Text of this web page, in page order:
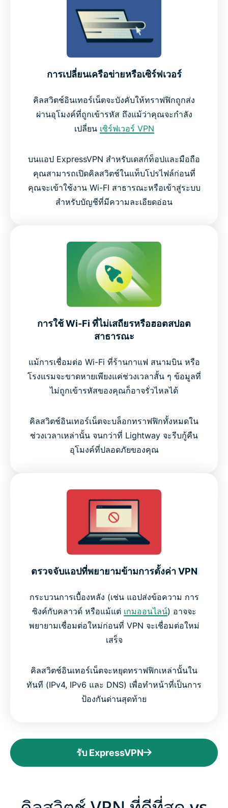
การเปลี่ยนเครือข่ายหรือเซิร์ฟเวอร์
คิลสวิตช์อินเทอร์เน็ตจะบังคับให้ทราฟฟิกถูกส่ง
ผ่านอุโมงค์ที่ถูกเข้ารหัส ถึงแม้ว่าคุณจะกำลัง
เปลี่ยน เซิร์ฟเวอร์ VPN
บนแอป ExpressVPN สำหรับเดสก์ท็อปและมือถือ
คุณสามารถเปิดคิลสวิตช์ในแท็บโปรไฟล์ก่อนที่
คุณจะเข้าใช้งาน Wi-FI สาธารณะหรือเข้าสู่ระบบ
สำหรับบัญชีที่มีความละเอียดอ่อน
การใช้ Wi-Fi ที่ไม่เสถียรหรือฮอตสปอต
สาธารณะ
แม้การเชื่อมต่อ Wi-Fi ที่ร้านกาแฟ สนามบิน หรือ
โรงแรมจะขาดหายเพียงแค่ช่วงเวลาสั้น ๆ ข้อมูลที่
ไม่ถูกเข้ารหัสของคุณก็อาจรั่วไหลได้
คิลสวิตช์อินเทอร์เน็ตจะบล็อกทราฟฟิกทั้งหมดใน
ช่วงเวลาเหล่านั้น จนกว่าที่ Lightway จะรีบกู้คืน
อุโมงค์ที่ปลอดภัยของคุณ
ตรวจจับแอปที่พยายามข้ามการตั้งค่า VPN
กระบวนการเบื้องหลัง (เช่น แอปส่งข้อความ การ
ซิงค์กับคลาวด์ หรือแม้แต่ เกมออนไลน์) อาจจะ
พยายามเชื่อมต่อใหม่ก่อนที่ VPN จะเชื่อมต่อใหม่
เสร็จ
คิลสวิตช์อินเทอร์เน็ตจะหยุดทราฟฟิกเหล่านั้นใน
ทันที (IPv4, IPv6 และ DNS) เพื่อทำหน้าที่เป็นการ
ป้องกันด่านสุดท้าย
รับ ExpressVPN